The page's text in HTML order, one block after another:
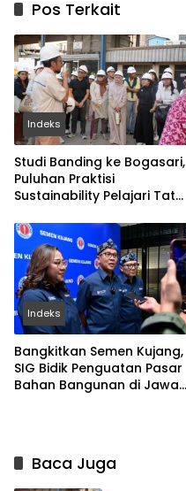
Pos Terkait
Indeks
Studi Banding ke Bogasari,
Puluhan Praktisi
Sustainability Pelajari Tata
Berkelanjutan
Indeks
Bangkitkan Semen Kujang,
SIG Bidik Penguatan Pasar
Bahan Bangunan di Jawa
Baca Juga